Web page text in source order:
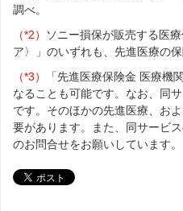
調べ。
（*2）
ソニー損保が販売する医
ア〉」のいずれも、先進医療の
（*3）
「先進医療保険金 医療機
なることも可能です。なお、同
です。そのほかの先進医療、お
要があります。また、同サービ
のお問合せをお願いしています。